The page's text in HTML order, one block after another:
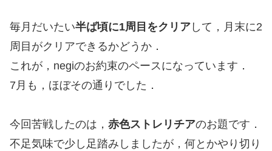
毎月だいたい半ば頃に1周目をクリア して，月末に2
周目がクリアできるかどうか．
これが，negiのお約束のペースになっています．
7月も，ほぼその通りでした．
今回苦戦したのは， 赤色ストレリチアのお題です．
不足気味で少し足踏みしましたが，何とかやり切り